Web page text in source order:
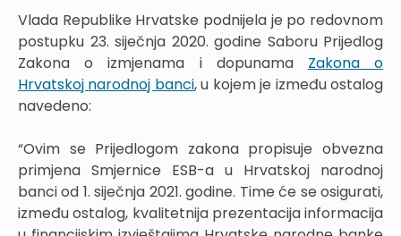
Vlada Republike Hrvatske podnijela je po redovnom
postupku 23. siječnja 2020. godine Saboru Prijedlog
Zakona o izmjenama i dopunama Zakona o
Hrvatskoj narodnoj banci, u kojem je između ostalog
navedeno:
“Ovim se Prijedlogom zakona propisuje obvezna
primjena Smjernice ESB-a u Hrvatskoj narodnoj
banci od 1. siječnja 2021. godine. Time će se osigurati,
između ostalog, kvalitetnija prezentacija informacija